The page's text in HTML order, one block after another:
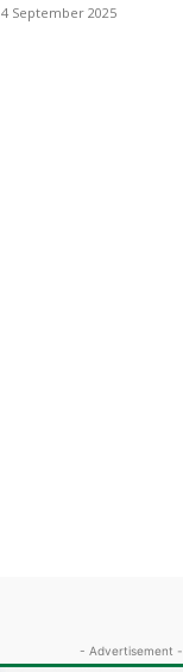
4 September 2025
- Advertisement -